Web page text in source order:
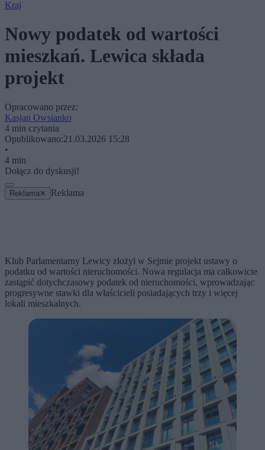
Kraj
Nowy podatek od wartości
mieszkań. Lewica składa
projekt
Opracowano przez:
Kasjan Owsianko
4 min czytania
Opublikowano:21.03.2026 15:28
•
4 min
Dołącz do dyskusji!
Reklama ✕ Reklama
Klub Parlamentarny Lewicy złożył w Sejmie projekt ustawy o
podatku od wartości nieruchomości. Nowa regulacja ma całkowicie
zastąpić dotychczasowy podatek od nieruchomości, wprowadzając
progresywne stawki dla właścicieli posiadających trzy i więcej
lokali mieszkalnych.